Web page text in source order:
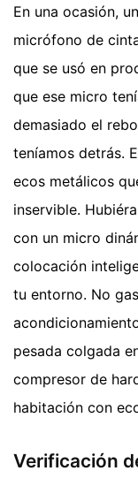
En una ocasión,
micrófono de
que se usó en
que ese micro
demasiado el
teníamos detrás.
ecos metálicos
inservible.
con un micro
colocación
tu entorno. No
pesada colgada
compresor de
habitación con
Verificación